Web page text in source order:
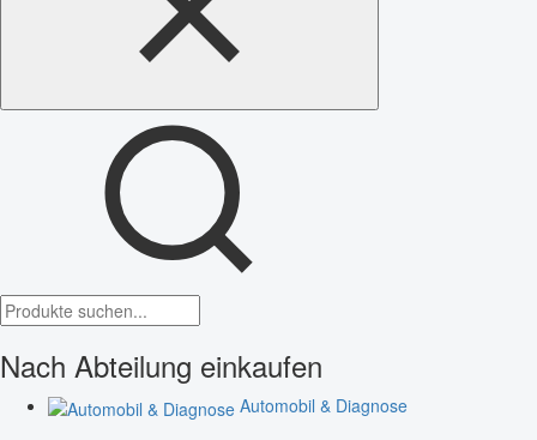
Nach Abteilung einkaufen
Automobil & Diagnose